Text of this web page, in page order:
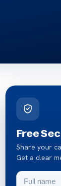
Free
Share your
Get a clear